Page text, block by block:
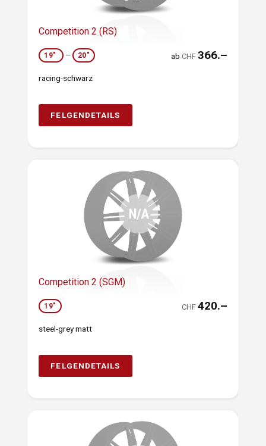
Competition 2 (RS)
19" — 20" abCHF 366.–
racing-schwarz
FELGENDETAILS
Competition 2 (SGM)
19" CHF 420.–
steel-grey matt
FELGENDETAILS